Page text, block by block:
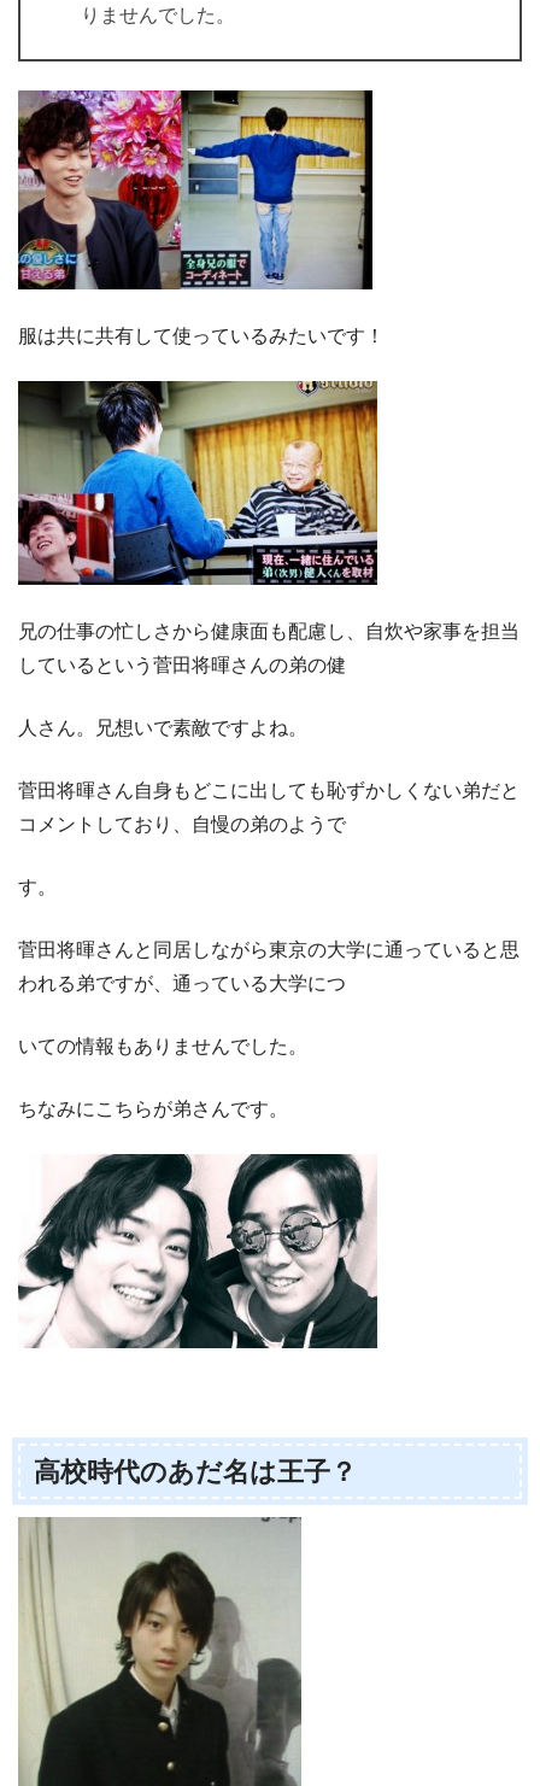
りませんでした。
服は共に共有して使っているみたいです！
兄の仕事の忙しさから健康面も配慮し、自炊や家事を担当
しているという菅田将暉さんの弟の健
人さん。兄想いで素敵ですよね。
菅田将暉さん自身もどこに出しても恥ずかしくない弟だと
コメントしており、自慢の弟のようで
す。
菅田将暉さんと同居しながら東京の大学に通っていると思
われる弟ですが、通っている大学につ
いての情報もありませんでした。
ちなみにこちらが弟さんです。
高校時代のあだ名は王子？